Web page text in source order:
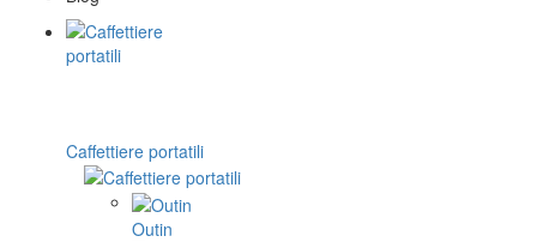
Caffettiere portatili
Outin